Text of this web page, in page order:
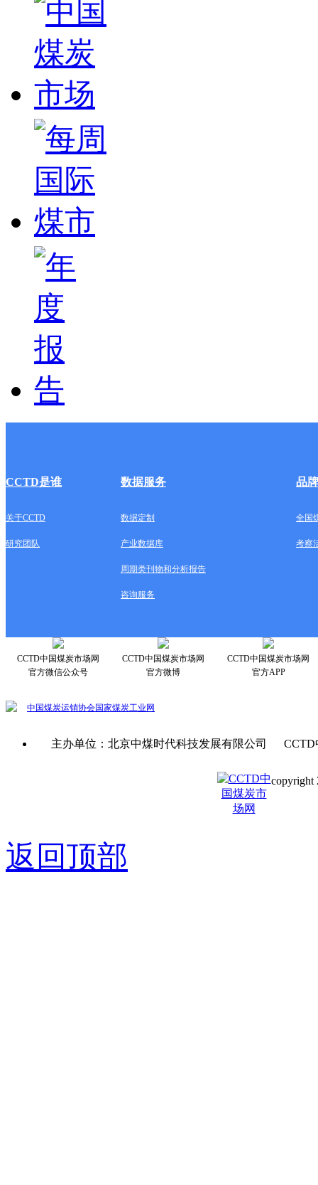
CCTD是谁 数据服务 品
关于CCTD 数据定制 全国
研究团队 产业数据库 考察
周期类刊物和分析报告
咨询服务
CCTD中国煤炭市场网
官方微信公众号
CCTD中国煤炭市场网
官方微博
CCTD中国煤炭市场网
官方APP
中国煤炭运销协会国家煤炭工业网
主办单位：北京中煤时代科技发展有限公司
copyright
返回顶部